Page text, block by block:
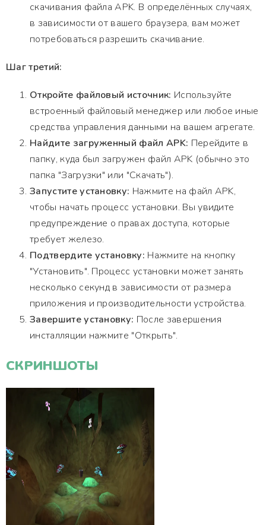
скачивания файла APK. В определённых случаях,
в зависимости от вашего браузера, вам может
потребоваться разрешить скачивание.
Шаг третий:
Откройте файловый источник: Используйте
встроенный файловый менеджер или любое иные
средства управления данными на вашем агрегате.
Найдите загруженный файл APK: Перейдите в
папку, куда был загружен файл APK (обычно это
папка "Загрузки" или "Скачать").
Запустите установку: Нажмите на файл APK,
чтобы начать процесс установки. Вы увидите
предупреждение о правах доступа, которые
требует железо.
Подтвердите установку: Нажмите на кнопку
"Установить". Процесс установки может занять
несколько секунд в зависимости от размера
приложения и производительности устройства.
Завершите установку: После завершения
инсталляции нажмите "Открыть".
СКРИНШОТЫ